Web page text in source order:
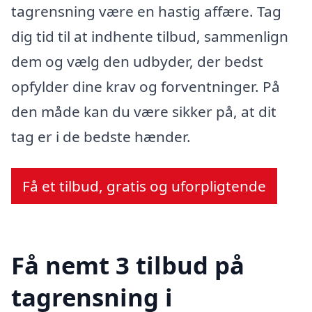
tagrensning være en hastig affære. Tag
dig tid til at indhente tilbud, sammenlign
dem og vælg den udbyder, der bedst
opfylder dine krav og forventninger. På
den måde kan du være sikker på, at dit
tag er i de bedste hænder.
Få et tilbud, gratis og uforpligtende
Få nemt 3 tilbud på
tagrensning i